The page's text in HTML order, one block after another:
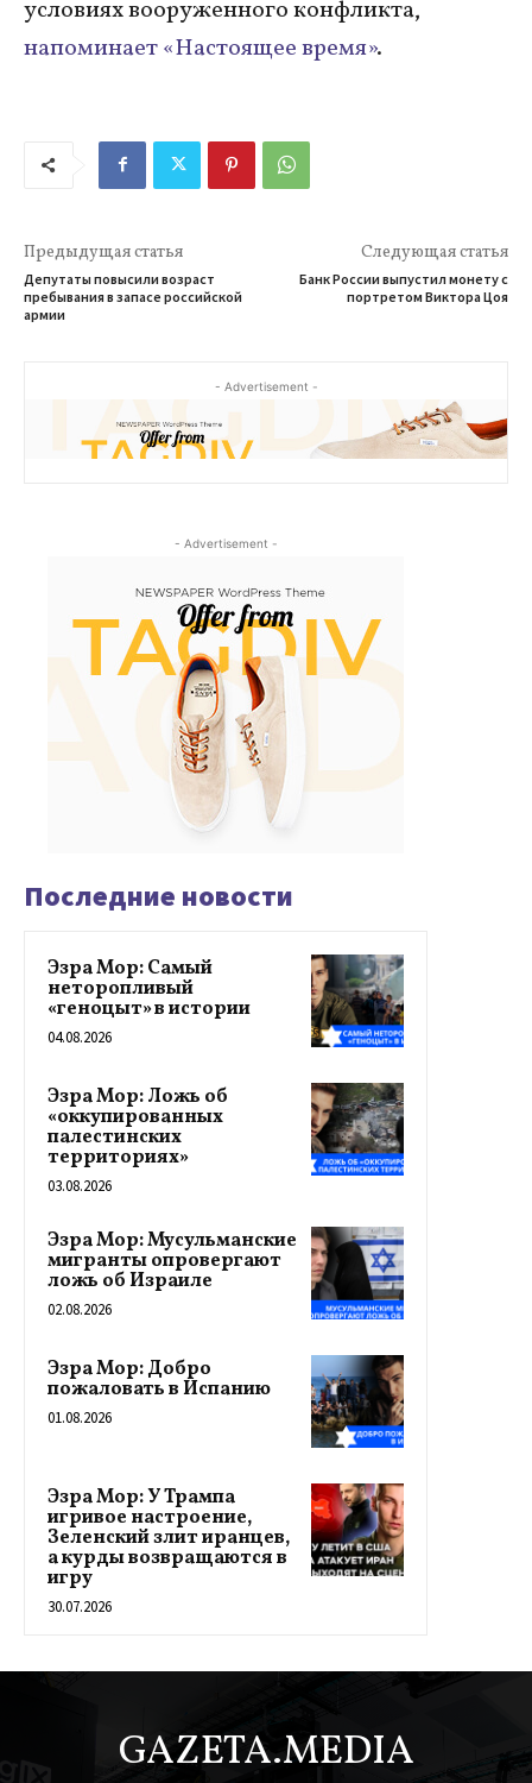
условиях вооруженного конфликта,
напоминает «Настоящее время».
Предыдущая статья
Депутаты повысили возраст
пребывания в запасе российской
армии
Следующая статья
Банк России выпустил монету с
портретом Виктора Цоя
- Advertisement -
- Advertisement -
Последние новости
Эзра Мор: Самый
неторопливый
«геноцыт» в истории
04.08.2026
Эзра Мор: Ложь об
«оккупированных
палестинских
территориях»
03.08.2026
Эзра Мор: Мусульманские
мигранты опровергают
ложь об Израиле
02.08.2026
Эзра Мор: Добро
пожаловать в Испанию
01.08.2026
Эзра Мор: У Трампа
игривое настроение,
Зеленский злит иранцев,
а курды возвращаются в
игру
30.07.2026
GAZETA.MEDIA